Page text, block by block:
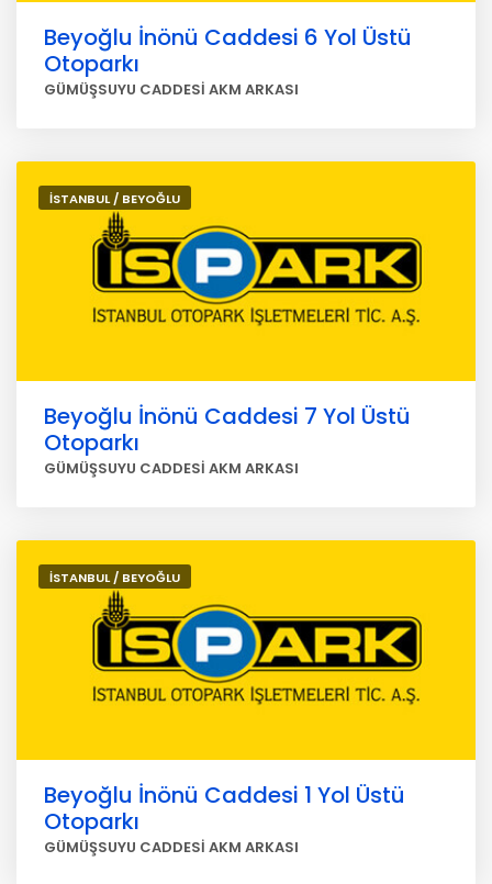
Beyoğlu İnönü Caddesi 6 Yol Üstü
Otoparkı
GÜMÜŞSUYU CADDESİ AKM ARKASI
İSTANBUL / BEYOĞLU
Beyoğlu İnönü Caddesi 7 Yol Üstü
Otoparkı
GÜMÜŞSUYU CADDESİ AKM ARKASI
İSTANBUL / BEYOĞLU
Beyoğlu İnönü Caddesi 1 Yol Üstü
Otoparkı
GÜMÜŞSUYU CADDESİ AKM ARKASI